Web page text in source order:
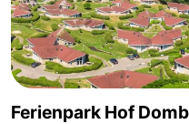
Mühlen
-
Leuchtturme
-
Aussichtspunkte
Attraktionen
Ferienpark Hof